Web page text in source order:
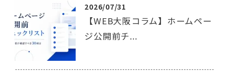
2026/07/31
【WEB大阪コラム】ホームペー
ジ公開前チ...